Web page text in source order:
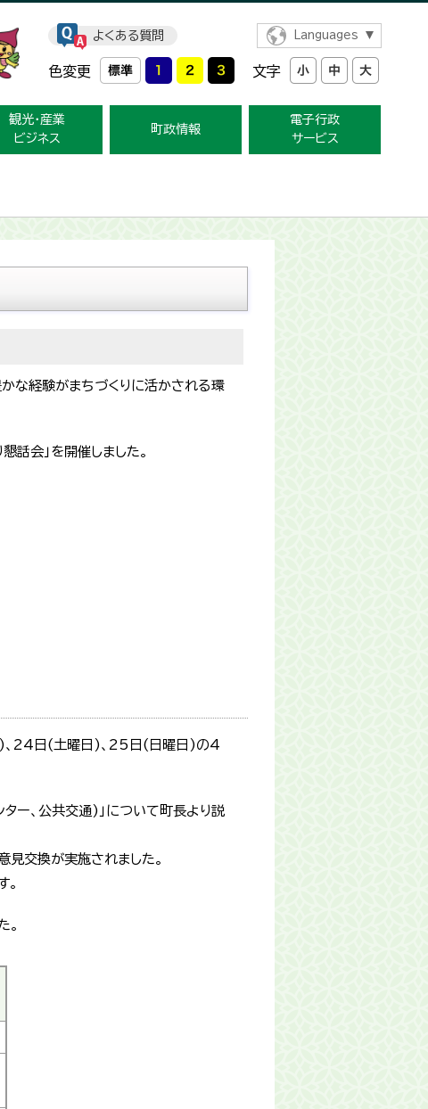
よくある質問 Languages
色変更 文字
観光・産業
ビジネス
町政情報
電子行政
サービス
な経験がまちづくりに活かされる環
話会」を開催しました。
、24日(土曜日)、25日(日曜日)の4
ター、公共交通)」について町長より説
見交換が実施されました。
。
。